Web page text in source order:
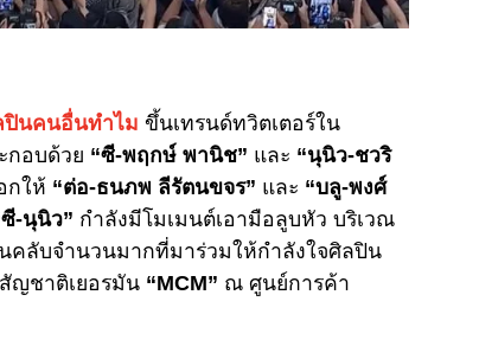
ปินคนอื่นทําไม ขึ้นเทรนด์ทวิตเตอร์ใน
กอบด้วย “ซี-พฤกษ์ พานิช” และ “นุนิว-ชวริ
กให้ “ต่อ-ธนภพ ลีรัตนขจร” และ “บลู-พงศ์
ซี-นุนิว” กำลังมีโมเมนต์เอามือลูบหัว บริเวณ
คลับจำนวนมากที่มาร่วมให้กำลังใจศิลปิน
ญชาติเยอรมัน “MCM” ณ ศูนย์การค้า